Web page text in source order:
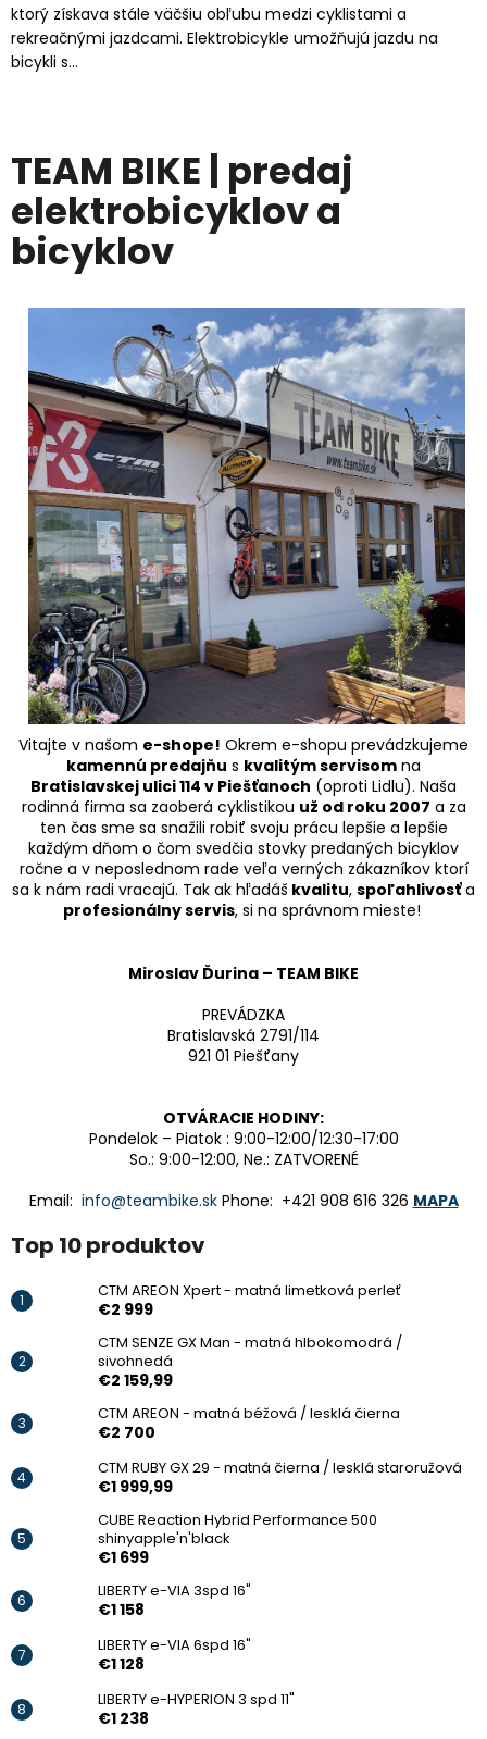
ktorý získava stále väčšiu obľubu medzi cyklistami a
rekreačnými jazdcami. Elektrobicykle umožňujú jazdu na
bicykli s...
TEAM BIKE | predaj
elektrobicyklov a
bicyklov
Vitajte v našom e-shope! Okrem e-shopu prevádzkujeme
kamennú predajňu s kvalitým servisom na
Bratislavskej ulici 114 v Piešťanoch (oproti Lidlu). Naša
rodinná firma sa zaoberá cyklistikou už od roku 2007 a za
ten čas sme sa snažili robiť svoju prácu lepšie a lepšie
každým dňom o čom svedčia stovky predaných bicyklov
ročne a v neposlednom rade veľa verných zákazníkov ktorí
sa k nám radi vracajú. Tak ak hľadáš kvalitu, spoľahlivosťa
profesionálny servis, si na správnom mieste!
Miroslav Ďurina – TEAM BIKE
PREVÁDZKA
Bratislavská 2791/114
921 01 Piešťany
OTVÁRACIE HODINY:
Pondelok – Piatok : 9:00-12:00/12:30-17:00
So.: 9:00-12:00, Ne.: ZATVORENÉ
Email: info@teambike.skPhone: +421 908 616 326 MAPA
Top 10 produktov
CTM AREON Xpert - matná limetková perleť
€2 999
CTM SENZE GX Man - matná hlbokomodrá /
sivohnedá
€2 159,99
CTM AREON - matná béžová / lesklá čierna
€2 700
CTM RUBY GX 29 - matná čierna / lesklá staroružová
€1 999,99
CUBE Reaction Hybrid Performance 500
shinyapple'n'black
€1 699
LIBERTY e-VIA 3spd 16"
€1 158
LIBERTY e-VIA 6spd 16"
€1 128
LIBERTY e-HYPERION 3 spd 11"
€1 238